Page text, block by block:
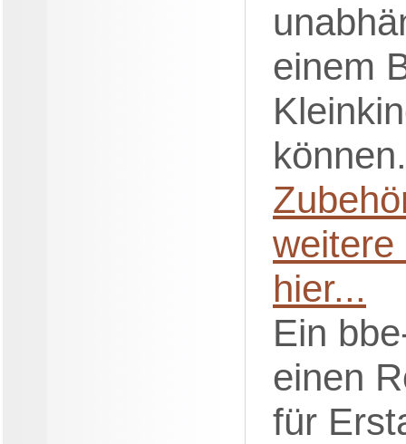
einem
können.
weitere
hier...
Ein
einen
für